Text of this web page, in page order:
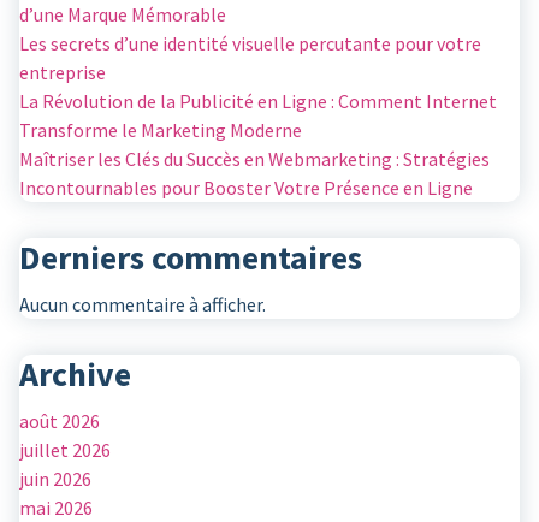
d’une Marque Mémorable
Les secrets d’une identité visuelle percutante pour votre
entreprise
La Révolution de la Publicité en Ligne : Comment Internet
Transforme le Marketing Moderne
Maîtriser les Clés du Succès en Webmarketing : Stratégies
Incontournables pour Booster Votre Présence en Ligne
Derniers commentaires
Aucun commentaire à afficher.
Archive
août 2026
juillet 2026
juin 2026
mai 2026